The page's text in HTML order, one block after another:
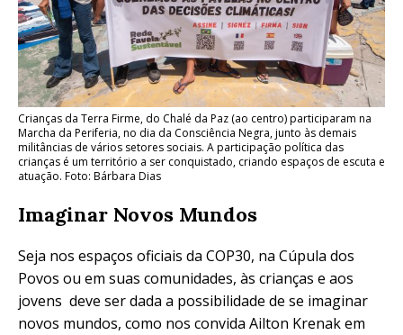
Crianças da Terra Firme, do Chalé da Paz (ao centro) participaram na
Marcha da Periferia, no dia da Consciência Negra, junto às demais
militâncias de vários setores sociais. A participação política das
crianças é um território a ser conquistado, criando espaços de escuta e
atuação. Foto: Bárbara Dias
Imaginar Novos Mundos
Seja nos espaços oficiais da COP30, na Cúpula dos
Povos ou em suas comunidades, às crianças e aos
jovens deve ser dada a possibilidade de se imaginar
novos mundos, como nos convida Ailton Krenak em